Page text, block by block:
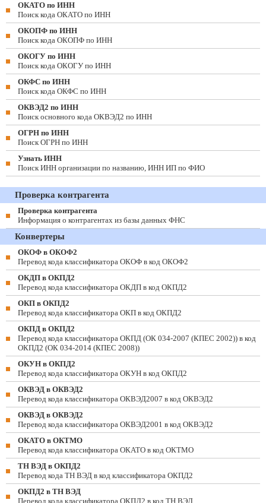
ОКАТО по ИНН
Поиск кода ОКАТО по ИНН
ОКОПФ по ИНН
Поиск кода ОКОПФ по ИНН
ОКОГУ по ИНН
Поиск кода ОКОГУ по ИНН
ОКФС по ИНН
Поиск кода ОКФС по ИНН
ОКВЭД2 по ИНН
Поиск основного кода ОКВЭД2 по ИНН
ОГРН по ИНН
Поиск ОГРН по ИНН
Узнать ИНН
Поиск ИНН организации по названию, ИНН ИП по ФИО
Проверка контрагента
Проверка контрагента
Информация о контрагентах из базы данных ФНС
Конвертеры
ОКОФ в ОКОФ2
Перевод кода классификатора ОКОФ в код ОКОФ2
ОКДП в ОКПД2
Перевод кода классификатора ОКДП в код ОКПД2
ОКП в ОКПД2
Перевод кода классификатора ОКП в код ОКПД2
ОКПД в ОКПД2
Перевод кода классификатора ОКПД (ОК 034-2007 (КПЕС 2002)) в код
ОКПД2 (ОК 034-2014 (КПЕС 2008))
ОКУН в ОКПД2
Перевод кода классификатора ОКУН в код ОКПД2
ОКВЭД в ОКВЭД2
Перевод кода классификатора ОКВЭД2007 в код ОКВЭД2
ОКВЭД в ОКВЭД2
Перевод кода классификатора ОКВЭД2001 в код ОКВЭД2
ОКАТО в ОКТМО
Перевод кода классификатора ОКАТО в код ОКТМО
ТН ВЭД в ОКПД2
Перевод кода ТН ВЭД в код классификатора ОКПД2
ОКПД2 в ТН ВЭД
Перевод кода классификатора ОКПД2 в код ТН ВЭД